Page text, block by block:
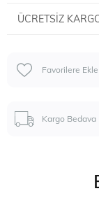
ÜCRETSIZ
Favorilere Ekle
Kargo Bedava